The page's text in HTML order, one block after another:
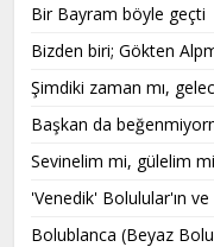
Bir Bayram böyle geçti
Bizden biri; Gökten
Şimdiki zaman mı,
Başkan da
Sevinelim mi, gülelim
'Venedik' Bolulular'ın
Bolublanca (Beyaz